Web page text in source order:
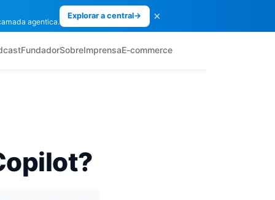
agentica.
Explorar a central→ ×
FundadorSobreImprensaE-commerce